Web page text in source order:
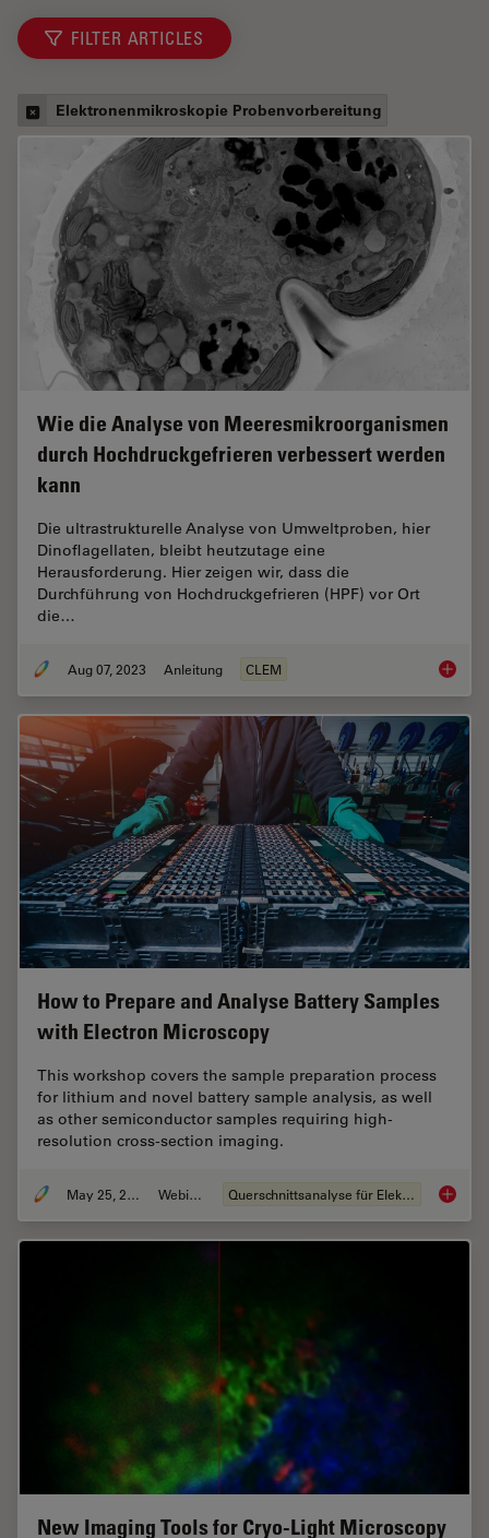
FILTER ARTICLES
Elektronenmikroskopie Probenvorbereitung
Wie die Analyse von Meeresmikroorganismen
durch Hochdruckgefrieren verbessert werden
kann
Die ultrastrukturelle Analyse von Umweltproben, hier
Dinoflagellaten, bleibt heutzutage eine
Herausforderung. Hier zeigen wir, dass die
Durchführung von Hochdruckgefrieren (HPF) vor Ort
die…
Aug 07, 2023 Anleitung CLEM Wie
How to Prepare and Analyse Battery Samples
with Electron Microscopy
This workshop covers the sample preparation process
for lithium and novel battery sample analysis, as well
as other semiconductor samples requiring high-
resolution cross-section imaging.
May 25, 2023 Webinar Querschnittsanalyse für Elektronik How to
New Imaging Tools for Cryo-Light Microscopy